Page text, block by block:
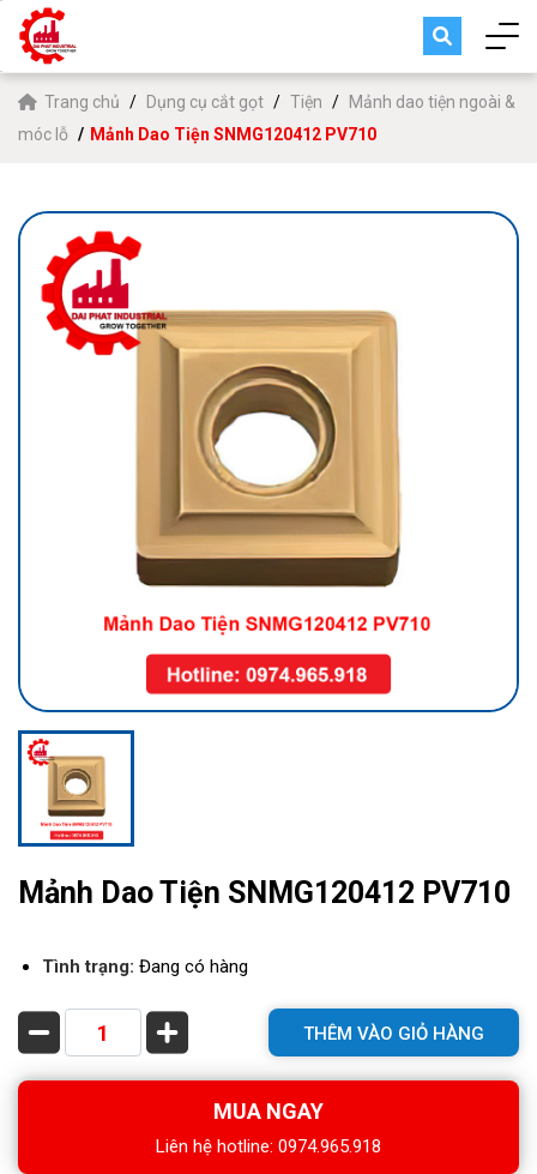
Trang chủ Dụng cụ cắt gọt Tiện
Mảnh dao tiện ngoài &
móc lỗ
Mảnh Dao Tiện SNMG120412 PV710
Mảnh Dao Tiện SNMG120412 PV710
Tình trạng: Đang có hàng
THÊM VÀO GIỎ HÀNG
MUA NGAY
Liên hệ hotline: 0974.965.918